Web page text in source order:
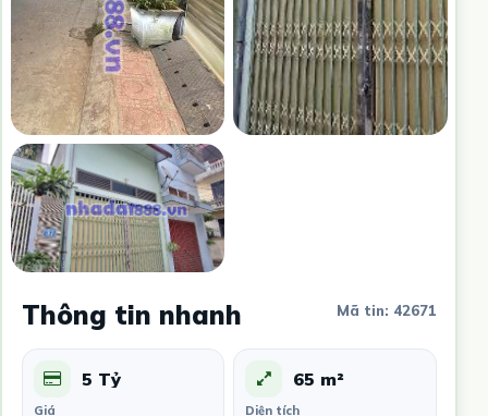
Thông tin nhanh Mã tin: 42671
5 Tỷ
Giá
65 m²
Diện tích